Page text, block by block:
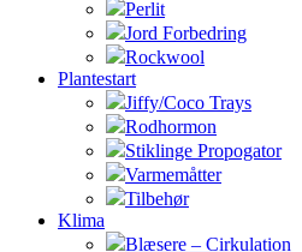
Perlit
Jord Forbedring
Rockwool
Plantestart
Jiffy/Coco Trays
Rodhormon
Stiklinge Propogator
Varmemåtter
Tilbehør
Klima
Blæsere – Cirkulation